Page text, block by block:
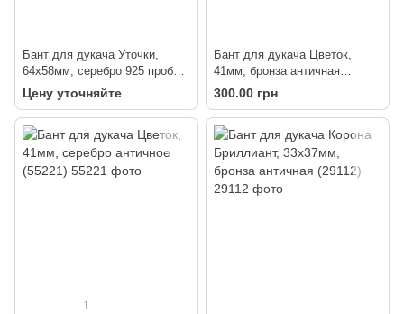
Бант для дукача Уточки,
64х58мм, серебро 925 пробы
(71464)
Цену уточняйте
Бант для дукача Цветок,
41мм, бронза античная
(55222)
300.00 грн
1